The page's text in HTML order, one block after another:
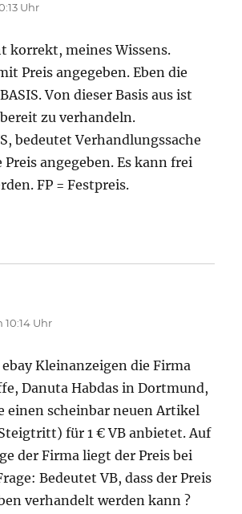
Uhr
korrekt, meines Wissens.
Preis angegeben. Eben die
Von dieser Basis aus ist
zu verhandeln.
bedeutet Verhandlungssache
angegeben. Es kann frei
FP = Festpreis.
10:14 Uhr
Kleinanzeigen die Firma
Danuta Habdas in Dortmund,
einen scheinbar neuen Artikel
für 1 € VB anbietet. Auf
der Firma liegt der Preis bei
Bedeutet VB, dass der Preis
verhandelt werden kann ?